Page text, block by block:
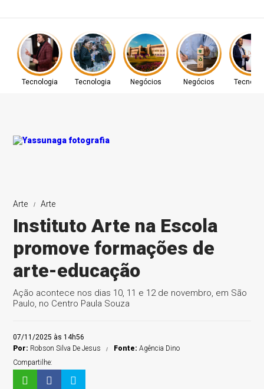
Tecnologia Tecnologia Negócios Negócios
Arte Arte
Instituto Arte na Escola
promove formações de
arte-educação
Ação acontece nos dias 10, 11 e 12 de novembro, em São
Paulo, no Centro Paula Souza
07/11/2025 às 14h56
Por: Robson Silva De Jesus Fonte:Agência Dino
Compartilhe: